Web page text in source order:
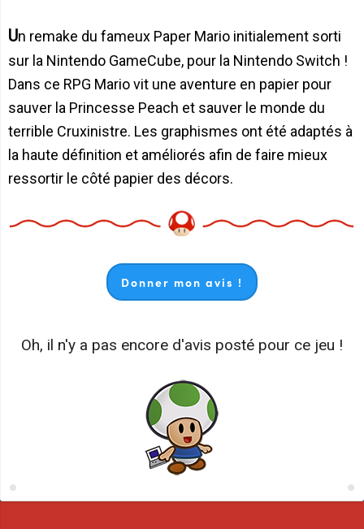
Un remake du fameux Paper Mario initialement sorti
sur la Nintendo GameCube, pour la Nintendo Switch !
Dans ce RPG Mario vit une aventure en papier pour
sauver la Princesse Peach et sauver le monde du
terrible Cruxinistre. Les graphismes ont été adaptés à
la haute définition et améliorés afin de faire mieux
ressortir le côté papier des décors.
Donner mon avis !
Oh, il n'y a pas encore d'avis posté pour ce jeu !